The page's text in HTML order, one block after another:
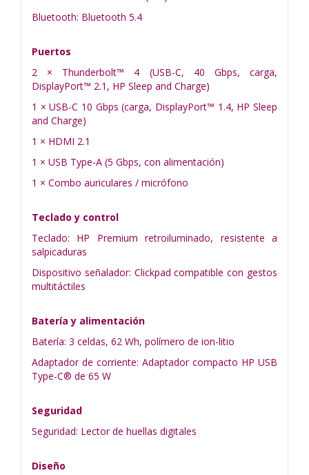
Bluetooth: Bluetooth 5.4
Puertos
2 × Thunderbolt™ 4 (USB-C, 40 Gbps, carga,
DisplayPort™ 2.1, HP Sleep and Charge)
1 × USB-C 10 Gbps (carga, DisplayPort™ 1.4, HP Sleep
and Charge)
1 × HDMI 2.1
1 × USB Type-A (5 Gbps, con alimentación)
1 × Combo auriculares / micrófono
Teclado y control
Teclado: HP Premium retroiluminado, resistente a
salpicaduras
Dispositivo señalador: Clickpad compatible con gestos
multitáctiles
Batería y alimentación
Batería: 3 celdas, 62 Wh, polímero de ion-litio
Adaptador de corriente: Adaptador compacto HP USB
Type-C® de 65 W
Seguridad
Seguridad: Lector de huellas digitales
Diseño